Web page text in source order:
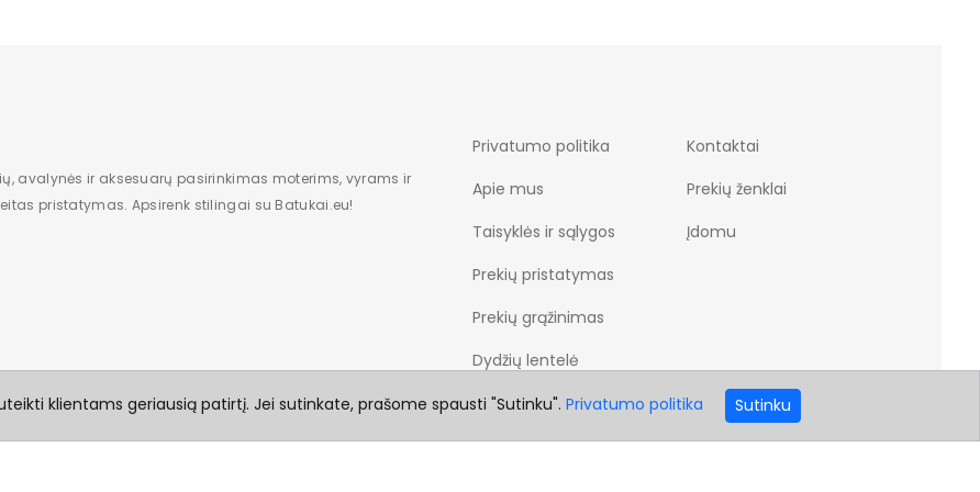
avalynės ir aksesuarų pasirinkimas moterims, vyrams ir
pristatymas. Apsirenk stilingai su Batukai.eu!
Privatumo politika
Apie mus
Taisyklės ir sąlygos
Prekių pristatymas
Prekių grąžinimas
Dydžių lentelė
Kontaktai
Prekių ženklai
Įdomu
klientams geriausią patirtį. Jei sutinkate, prašome spausti "Sutinku". Privatumo politika Sutinku